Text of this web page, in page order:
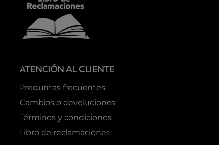
ATENCIÓN AL CLIENTE
Preguntas frecuentes
Cambios o devoluciones
Términos y condiciones
Libro de reclamaciones